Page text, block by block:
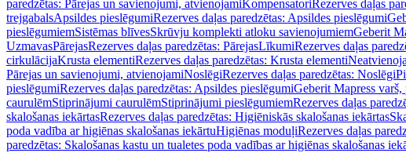
paredzētas: Pārejas un savienojumi, atvienojamiKompensatoriRezerves daļas
trejgabalsApsildes pieslēgumiRezerves daļas paredzētas: Apsildes pieslēgumi
pieslēgumiemSistēmas blīvesSkrūvju komplekti atloku savienojumiemGeberit
UzmavasPārejasRezerves daļas paredzētas: PārejasLīkumiRezerves daļas
cirkulācijaKrusta elementiRezerves daļas paredzētas: Krusta elementi
Pārejas un savienojumi, atvienojamiNoslēgiRezerves daļas paredzētas: Noslēgi
pieslēgumiRezerves daļas paredzētas: Apsildes pieslēgumiGeberit Mapress varš,
caurulēmStiprinājumi caurulēmStiprinājumi pieslēgumiemRezerves daļas
skalošanas iekārtasRezerves daļas paredzētas: Higiēniskās skalošanas iekārtas
poda vadība ar higiēnas skalošanas iekārtuHigiēnas moduļiRezerves daļas
paredzētas: Skalošanas kastu un tualetes poda vadības ar higiēnas skalošanas